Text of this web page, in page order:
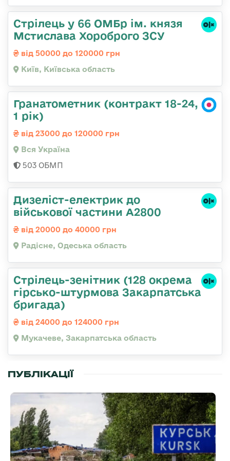
Стрілець у 66 ОМБр ім. князя
Мстислава Хороброго ЗСУ
від 50000 до 120000 грн
Київ, Київська область
Гранатометник (контракт 18-24,
1 рік)
від 23000 до 120000 грн
Вся Україна
503 ОБМП
Дизеліст-електрик до
військової частини А2800
від 20000 до 40000 грн
Радісне, Одеська область
Стрілець-зенітник (128 окрема
гірсько-штурмова Закарпатська
бригада)
від 24000 до 124000 грн
Мукачеве, Закарпатська область
ПУБЛІКАЦІЇ